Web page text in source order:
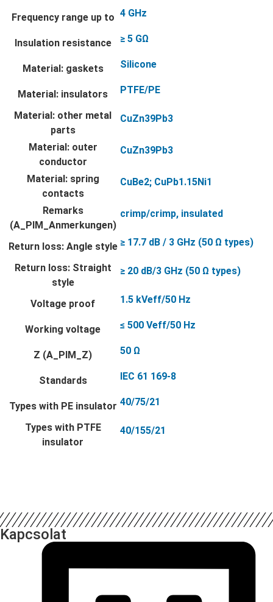
Frequency range up to 4 GHz
Insulation resistance ≥ 5 GΩ
Material: gaskets Silicone
Material: insulators PTFE/PE
Material: other metal
parts
CuZn39Pb3
Material: outer
conductor
CuZn39Pb3
Material: spring
contacts
CuBe2; CuPb1.15Ni1
Remarks
(A_PIM_Anmerkungen)
crimp/crimp, insulated
Return loss: Angle style ≥ 17.7 dB / 3 GHz (50 Ω types)
Return loss: Straight
style
≥ 20 dB/3 GHz (50 Ω types)
Voltage proof 1.5 kVeff/50 Hz
Working voltage ≤ 500 Veff/50 Hz
Z (A_PIM_Z) 50 Ω
Standards IEC 61 169-8
Types with PE insulator 40/75/21
Types with PTFE
insulator
40/155/21
Kapcsolat